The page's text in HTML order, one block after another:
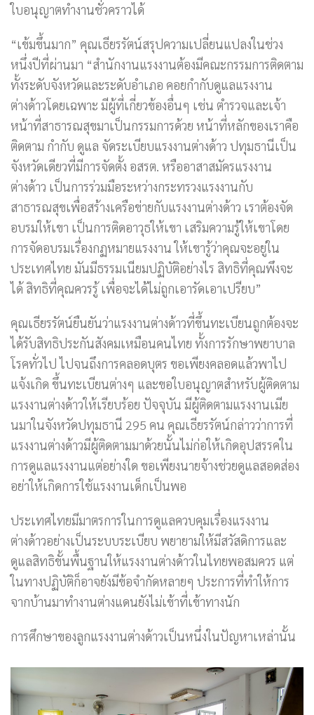
ใบอนุญาตทำงานชั่วคราวได้
“เข้มขึ้นมาก” คุณเธียรรัตน์สรุปความเปลี่ยนแปลงในช่วง
หนึ่งปีที่ผ่านมา “สำนักงานแรงงานต้องมีคณะกรรมการติดตาม
ทั้งระดับจังหวัดและระดับอำเภอ คอยกำกับดูแลแรงงาน
ต่างด้าวโดยเฉพาะ มีผู้ที่เกี่ยวข้องอื่นๆ เช่น ตำรวจและเจ้า
หน้าที่สาธารณสุขมาเป็นกรรมการด้วย หน้าที่หลักของเราคือ
ติดตาม กำกับ ดูแล จัดระเบียบแรงงานต่างด้าว ปทุมธานีเป็น
จังหวัดเดียวที่มีการจัดตั้ง อสรต. หรืออาสาสมัครแรงงาน
ต่างด้าว เป็นการร่วมมือระหว่างกระทรวงแรงงานกับ
สาธารณสุขเพื่อสร้างเครือข่ายกับแรงงานต่างด้าว เราต้องจัด
อบรมให้เขา เป็นการติดอาวุธให้เขา เสริมความรู้ให้เขาโดย
การจัดอบรมเรื่องกฏหมายแรงงาน ให้เขารู้ว่าคุณจะอยู่ใน
ประเทศไทย มันมีธรรมเนียมปฏิบัติอย่างไร สิทธิที่คุณพึงจะ
ได้ สิทธิที่คุณควรรู้ เพื่อจะได้ไม่ถูกเอารัดเอาเปรียบ”
คุณเธียรรัตน์ยืนยันว่าแรงงานต่างด้าวที่ขึ้นทะเบียนถูกต้องจะ
ได้รับสิทธิประกันสังคมเหมือนคนไทย ทั้งการรักษาพยาบาล
โรคทั่วไป ไปจนถึงการคลอดบุตร ขอเพียงคลอดแล้วพาไป
แจ้งเกิด ขึ้นทะเบียนต่างๆ และขอใบอนุญาตสำหรับผู้ติดตาม
แรงงานต่างด้าวให้เรียบร้อย ปัจจุบัน มีผู้ติดตามแรงงานเมีย
นมาในจังหวัดปทุมธานี 295 คน คุณเธียรรัตน์กล่าวว่าการที่
แรงงานต่างด้าวมีผู้ติดตามมาด้วยนั้นไม่ก่อให้เกิดอุปสรรคใน
การดูแลแรงงานแต่อย่างใด ขอเพียงนายจ้างช่วยดูแลสอดส่อง
อย่าให้เกิดการใช้แรงงานเด็กเป็นพอ
ประเทศไทยมีมาตรการในการดูแลควบคุมเรื่องแรงงาน
ต่างด้าวอย่างเป็นระบบระเบียบ พยายามให้มีสวัสดิการและ
ดูแลสิทธิขั้นพื้นฐานให้แรงงานต่างด้าวในไทยพอสมควร แต่
ในทางปฏิบัติก็อาจยังมีข้อจำกัดหลายๆ ประการที่ทำให้การ
จากบ้านมาทำงานต่างแดนยังไม่เข้าที่เข้าทางนัก
การศึกษาของลูกแรงงานต่างด้าวเป็นหนึ่งในปัญหาเหล่านั้น